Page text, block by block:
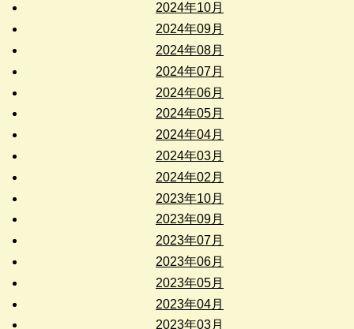
2024年10月
2024年09月
2024年08月
2024年07月
2024年06月
2024年05月
2024年04月
2024年03月
2024年02月
2023年10月
2023年09月
2023年07月
2023年06月
2023年05月
2023年04月
2023年03月